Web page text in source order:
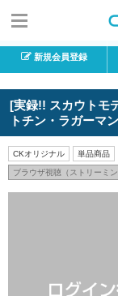
新規会員登録
[実録!! スカウトモ
トチン・ラガーマン
CKオリジナル 単品商品
ブラウザ視聴（ストリーミ